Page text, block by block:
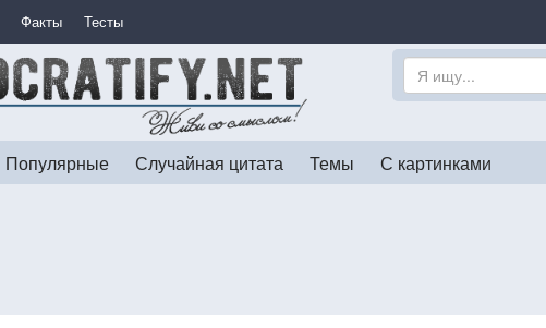
Факты Тесты
Популярные Случайная цитата Темы С картинками